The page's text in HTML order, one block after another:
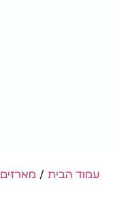
עמוד הבית / מארזים